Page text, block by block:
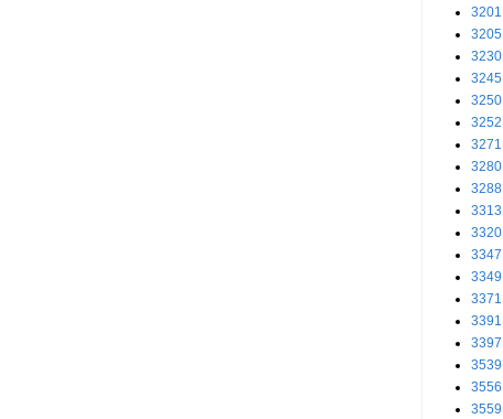
3201
3205
3230
3245
3250
3252
3271
3280
3288
3313
3320
3347
3349
3371
3391
3397
3539
3556
3559